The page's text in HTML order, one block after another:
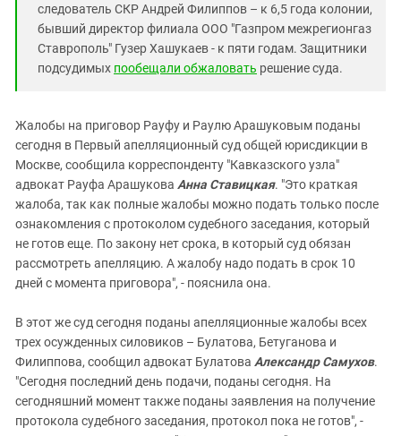
следователь СКР Андрей Филиппов – к 6,5 года колонии,
бывший директор филиала ООО "Газпром межрегионгаз
Ставрополь" Гузер Хашукаев - к пяти годам. Защитники
подсудимых пообещали обжаловать решение суда.
Жалобы на приговор Рауфу и Раулю Арашуковым поданы
сегодня в Первый апелляционный суд общей юрисдикции в
Москве, сообщила корреспонденту "Кавказского узла"
адвокат Рауфа Арашукова Анна Ставицкая. "Это краткая
жалоба, так как полные жалобы можно подать только после
ознакомления с протоколом судебного заседания, который
не готов еще. По закону нет срока, в который суд обязан
рассмотреть апелляцию. А жалобу надо подать в срок 10
дней с момента приговора", - пояснила она.
В этот же суд сегодня поданы апелляционные жалобы всех
трех осужденных силовиков – Булатова, Бетуганова и
Филиппова, сообщил адвокат Булатова Александр Самухов.
"Сегодня последний день подачи, поданы сегодня. На
сегодняшний момент также поданы заявления на получение
протокола судебного заседания, протокол пока не готов", -